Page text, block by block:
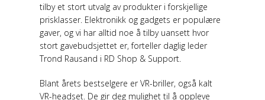
tilby et stort utvalg av produkter i forskjellige
prisklasser. Elektronikk og gadgets er populære
gaver, og vi har alltid noe å tilby uansett hvor
stort gavebudsjettet er, forteller daglig leder
Trond Rausand i RD Shop & Support.
Blant årets bestselgere er VR-briller, også kalt
VR-headset. De gir deg mulighet til å oppleve